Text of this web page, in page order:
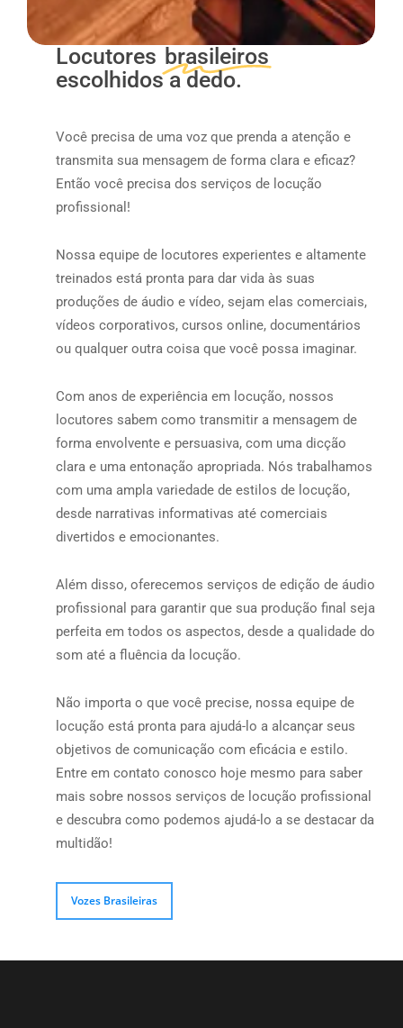
Locutores brasileiros
escolhidos a dedo.
Você precisa de uma voz que prenda a atenção e
transmita sua mensagem de forma clara e eficaz?
Então você precisa dos serviços de locução
profissional!
Nossa equipe de locutores experientes e altamente
treinados está pronta para dar vida às suas
produções de áudio e vídeo, sejam elas comerciais,
vídeos corporativos, cursos online, documentários
ou qualquer outra coisa que você possa imaginar.
Com anos de experiência em locução, nossos
locutores sabem como transmitir a mensagem de
forma envolvente e persuasiva, com uma dicção
clara e uma entonação apropriada. Nós trabalhamos
com uma ampla variedade de estilos de locução,
desde narrativas informativas até comerciais
divertidos e emocionantes.
Além disso, oferecemos serviços de edição de áudio
profissional para garantir que sua produção final seja
perfeita em todos os aspectos, desde a qualidade do
som até a fluência da locução.
Não importa o que você precise, nossa equipe de
locução está pronta para ajudá-lo a alcançar seus
objetivos de comunicação com eficácia e estilo.
Entre em contato conosco hoje mesmo para saber
mais sobre nossos serviços de locução profissional
e descubra como podemos ajudá-lo a se destacar da
multidão!
Vozes Brasileiras